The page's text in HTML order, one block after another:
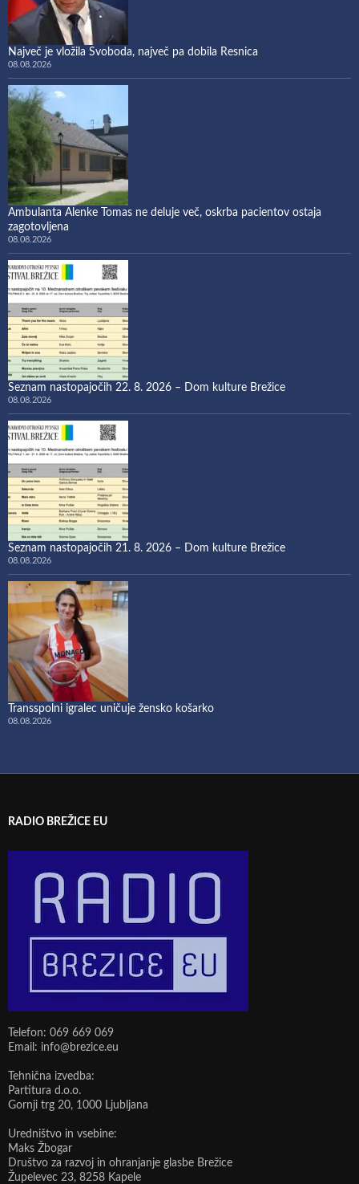
Največ je vložila Svoboda, največ pa dobila Resnica
08.08.2026
Ambulanta Alenke Tomas ne deluje več, oskrba pacientov ostaja
zagotovljena
08.08.2026
Seznam nastopajočih 22. 8. 2026 – Dom kulture Brežice
08.08.2026
Seznam nastopajočih 21. 8. 2026 – Dom kulture Brežice
08.08.2026
Transspolni igralec uničuje žensko košarko
08.08.2026
RADIO BREŽICE EU
Telefon: 069 669 069
Email: info@brezice.eu
Tehnična izvedba:
Partitura d.o.o.
Gornji trg 20, 1000 Ljubljana
Uredništvo in vsebine:
Maks Žbogar
Društvo za razvoj in ohranjanje glasbe Brežice
Župelevec 23, 8258 Kapele